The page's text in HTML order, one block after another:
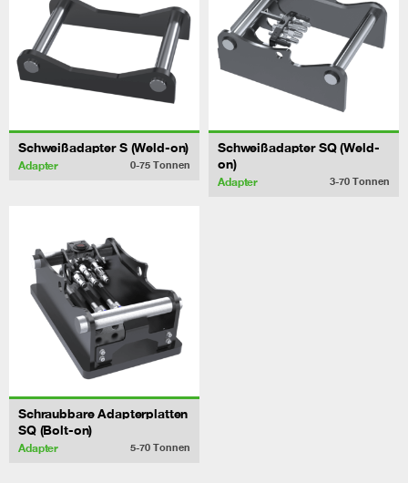
Schweißadapter S (Weld-on)
Adapter 0-75 Tonnen
Schweißadapter SQ (Weld-
on)
Adapter 3-70 Tonnen
Schraubbare Adapterplatten
SQ (Bolt-on)
Adapter 5-70 Tonnen